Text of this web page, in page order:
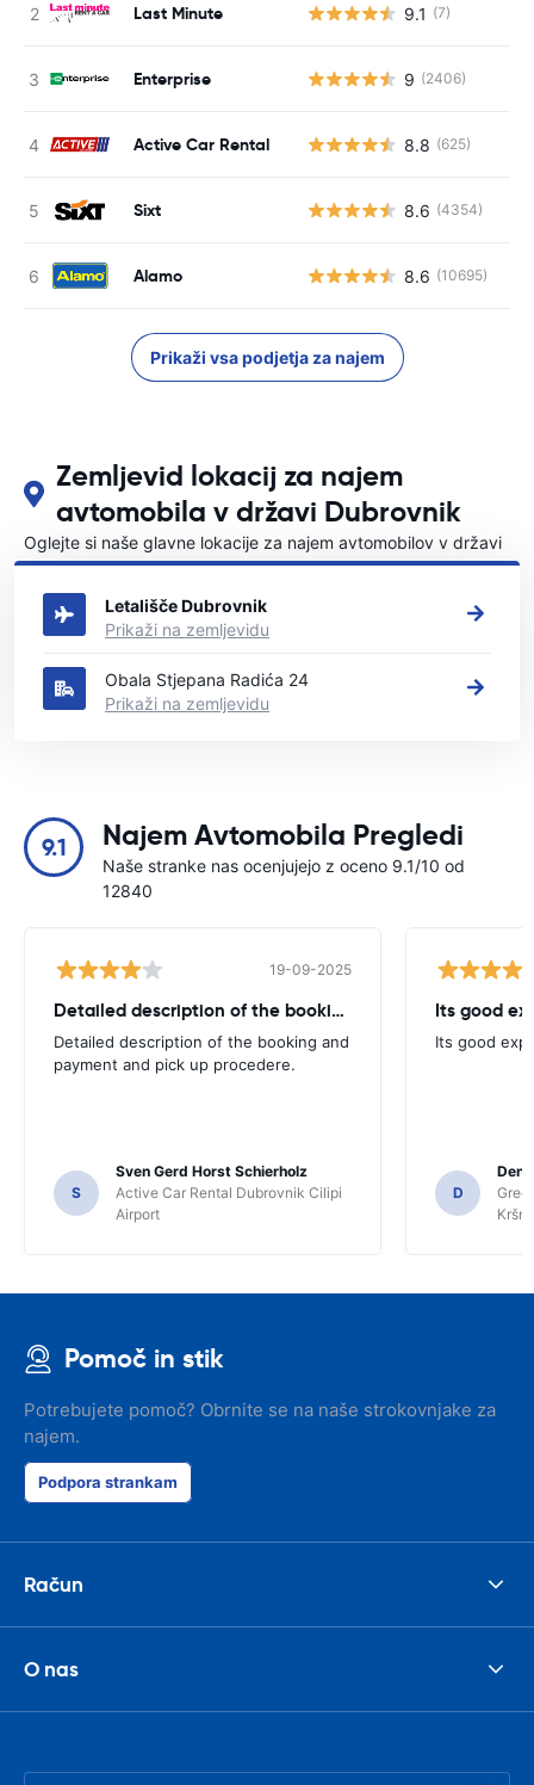
Last Minute 9.1 (7)
Enterprise 9 (2406)
Active Car Rental 8.8 (625)
Sixt 8.6 (4354)
Alamo 8.6 (10695)
Prikaži vsa podjetja za najem
Zemljevid lokacij za najem
avtomobila v državi Dubrovnik
Oglejte si naše glavne lokacije za najem avtomobilov v državi
Dubrovnik
Letališče Dubrovnik
Prikaži na zemljevidu
Obala Stjepana Radića 24
Prikaži na zemljevidu
9.1 Najem Avtomobila Pregledi
Naše stranke nas ocenjujejo z oceno 9.1/10 od
12840
19-09-2025
Detailed description of the booking
Detailed description of the booking and
payment and pick up procedere.
S
Sven Gerd Horst Schierholz
Active Car Rental Dubrovnik Cilipi
Airport
Its good
Its good
D
Pomoč in stik
Potrebujete pomoč? Obrnite se na naše strokovnjake za
najem.
Podpora strankam
Račun
O nas